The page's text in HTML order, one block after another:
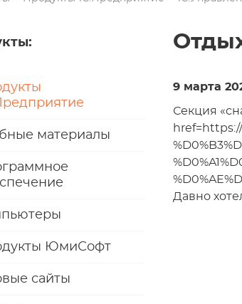
:
материалы
ЮмиСофт
сайты
9 марта
Секция
href=https://
Давно